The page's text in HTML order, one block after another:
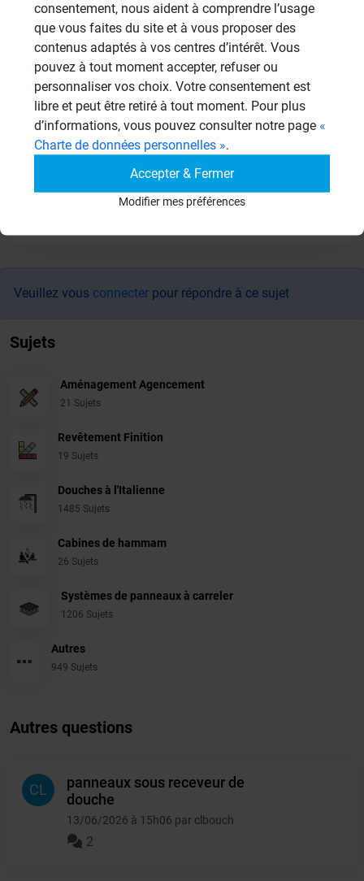
receveur. exisite t il en rectangulaire 80X100
par exemple...
Où peut on trouver les notices techniques
d'installation de vos produits.
Merci merci.
Veuillez vous connecter pour répondre à ce sujet
Sujets
Aménagement Agencement
21 Sujets
Revêtement Finition
19 Sujets
Douches à l'Italienne
1485 Sujets
Cabines de hammam
26 Sujets
Systèmes de panneaux à carreler
1206 Sujets
Autres
949 Sujets
Autres questions
CL
panneaux sous receveur de
douche
13/06/2026 à 15h06 par clbouch
2
consentement, nous aident à comprendre l’usage
que vous faites du site et à vous proposer des
contenus adaptés à vos centres d’intérêt. Vous
pouvez à tout moment accepter, refuser ou
personnaliser vos choix. Votre consentement est
libre et peut être retiré à tout moment. Pour plus
d’informations, vous pouvez consulter notre page «
Charte de données personnelles ».
Accepter & Fermer
Modifier mes préférences